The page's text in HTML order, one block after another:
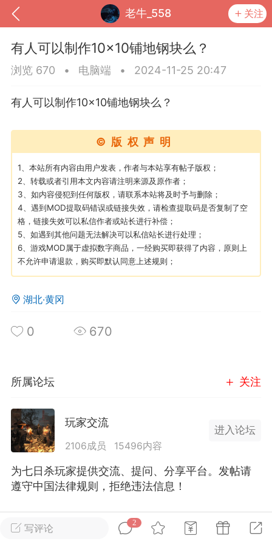
老牛_558 关注
我的钱包 道具 排行榜
MOD下载 攻略教程 联机招募
大人
Lv.8
作弊模组的发布规范近期收到一些信息
环境，中文网特此发布以下声明，规范
模组的发布行为：1. *...
汉
72 2.23w
大人
Lv.8
写评论
2
有人可以制作10×10铺地钢块么？
浏览 670 • 电脑端 • 2024-11-25 20:47
有人可以制作10×10铺地钢块么？
©版权声明
1、本站所有内容由用户发表，作者与本站享有帖子版权；
2、转载或者引用本文内容请注明来源及原作者；
3、如内容侵犯到任何版权，请联系本站将及时予与删除；
4、遇到MOD提取码错误或链接失效，请检查提取码是否复制了空
格，链接失效可以私信作者或站长进行补偿；
5、如遇到其他问题无法解决可以私信站长进行处理；
6、游戏MOD属于虚拟数字商品，一经购买即获得了内容，原则上
不允许申请退款，购买即默认同意上述规则；
湖北·黄冈
0 670
所属论坛 关注
玩家交流
2106成员 15496内容
进入论坛
为七日杀玩家提供交流、提问、分享平台。发帖请
遵守中国法律规则，拒绝违法信息！
全部 2 正序